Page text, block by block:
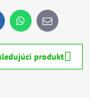
WhatsApp
E-
mail
produkt